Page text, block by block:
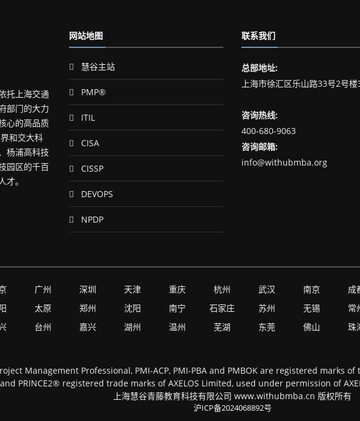
托上海交通
部门的大力
心的高品质
和交大科
杨浦高科技
园区的千百
才。
网站地图
慧谷主站
PMP®
ITIL
CISA
CISSP
DEVOPS
NPDP
联系我们
总部地址:
上海市徐汇区乐山路33号2号
咨询热线:
400-680-9063
咨询邮箱:
info@withubmba.org
广州 深圳 天津 重庆 杭州 武汉 南京 成
太原 郑州 沈阳 南宁 石家庄 苏州 无锡 常
台州 嘉兴 湖州 温州 芜湖 东莞 佛山 珠
Management Professional, PMI-ACP, PMI-PBA and PMBOK are registered marks
PRINCE2® registered trade marks of AXELOS Limited, used under permission of
上海慧谷青藤教育科技有限公司 www.withubmba.cn 版权所有
沪ICP备2024068892号